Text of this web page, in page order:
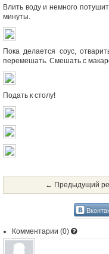
Влить воду и немного
минуты.
Пока делается соус,
перемешать. Смешать с
Подать к столу!
← Предыдущий
Комментарии (0)